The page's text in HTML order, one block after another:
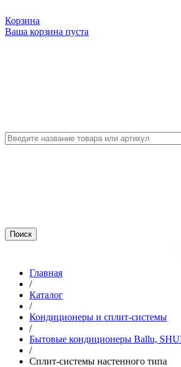
Корзина
Ваша корзина пуста
Главная
/
Каталог
/
Кондиционеры и сплит-системы
/
Бытовые кондиционеры Ballu,
/
Сплит-системы настенного типа